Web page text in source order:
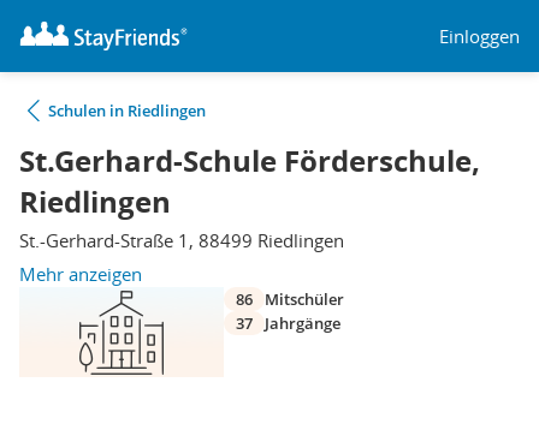
Einloggen
Schulen in Riedlingen
St.Gerhard-Schule Förderschule,
Riedlingen
St.-Gerhard-Straße 1, 88499 Riedlingen
Mehr anzeigen
86
Mitschüler
37
Jahrgänge